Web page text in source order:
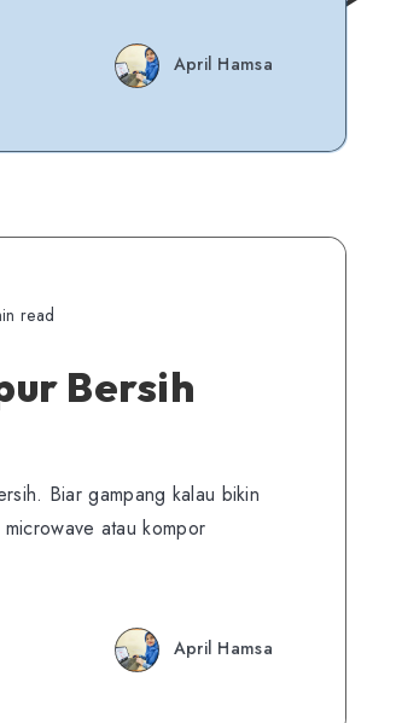
April Hamsa
read
Bersih
Biar gampang kalau bikin
atau kompor
April Hamsa